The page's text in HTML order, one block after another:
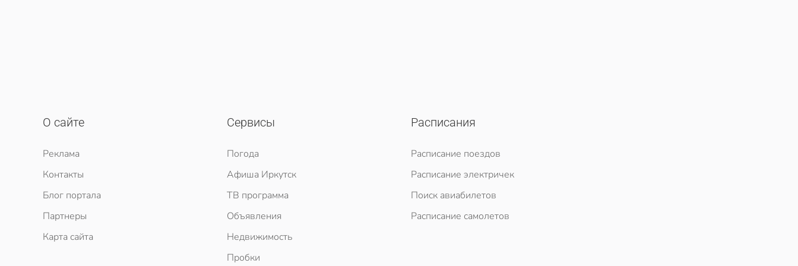
О сайте
Реклама
Контакты
Блог портала
Партнеры
Карта сайта
Сервисы
Погода
Афиша Иркутск
ТВ программа
Объявления
Недвижимость
Пробки
Расписания
Расписание поездов
Расписание электричек
Поиск авиабилетов
Расписание самолетов